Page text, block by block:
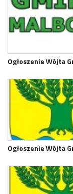
Ogłoszenie Wójta
Ogłoszenie Wójta